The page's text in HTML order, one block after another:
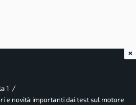
1 /
e novità importanti dai test sul motore
×